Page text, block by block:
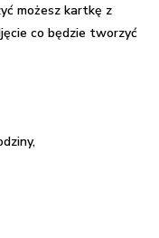
możesz kartkę z
co będzie tworzyć